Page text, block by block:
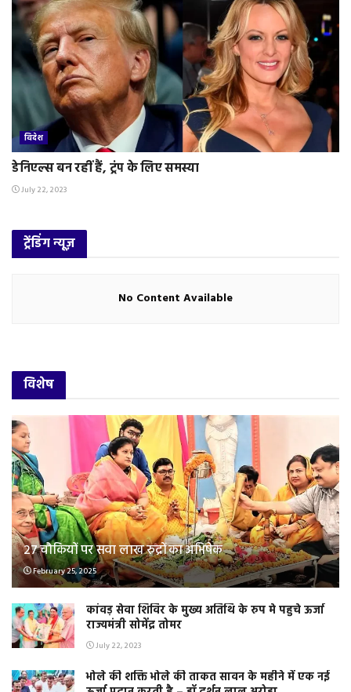
विदेश
डेनिएल्स बन रहीं हैं, ट्रंप के लिए समस्या
July 22, 2023
ट्रेंडिंग न्यूज़
No Content Available
विशेष
२७ चौकियों पर सवा लाख रुद्रों का अभिषेक
February 25, 2025
कांवड़ सेवा शिविर के मुख्य अतिथि के रुप मे पहुचे ऊर्जा
राज्यमंत्री सोमेंद्र तोमर
July 22, 2023
भोले की शक्ति भोले की ताकत सावन के महीने में एक नई